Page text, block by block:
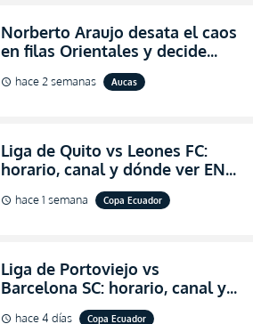
Norberto Araujo desata el caos
en filas Orientales y decide
abandonar la dirección técnica
de Aucas
schedule hace 2 semanas Aucas
Liga de Quito vs Leones FC:
horario, canal y dónde ver EN
VIVO los octavos de final de la
Copa Ecuador 2026
schedule hace 1 semana Copa Ecuador
Liga de Portoviejo vs
Barcelona SC: horario, canal y
dónde ver EN VIVO los octavos
schedule hace 4 días Copa Ecuador